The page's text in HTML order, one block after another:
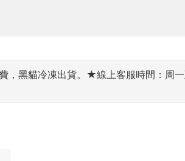
黑貓冷凍出貨。★線上客服時間：周